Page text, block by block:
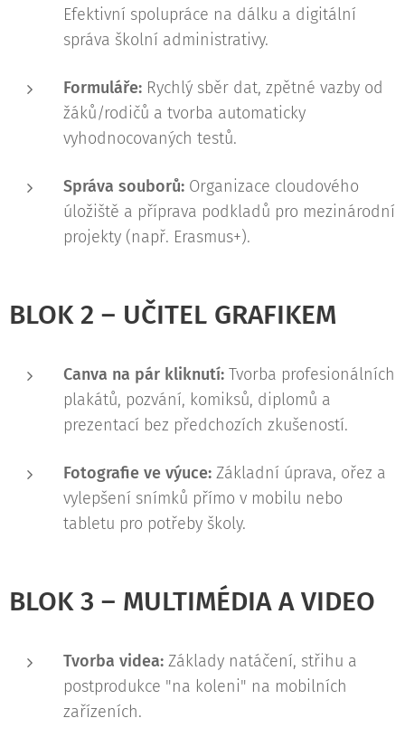
Efektivní spolupráce na dálku a digitální
správa školní administrativy.
Formuláře: Rychlý sběr dat, zpětné vazby od
žáků/rodičů a tvorba automaticky
vyhodnocovaných testů.
Správa souborů: Organizace cloudového
úložiště a příprava podkladů pro mezinárodní
projekty (např. Erasmus+).
BLOK 2 – UČITEL GRAFIKEM
Canva na pár kliknutí: Tvorba profesionálních
plakátů, pozvání, komiksů, diplomů a
prezentací bez předchozích zkušeností.
Fotografie ve výuce: Základní úprava, ořez a
vylepšení snímků přímo v mobilu nebo
tabletu pro potřeby školy.
BLOK 3 – MULTIMÉDIA A VIDEO
Tvorba videa: Základy natáčení, střihu a
postprodukce "na koleni" na mobilních
zařízeních.